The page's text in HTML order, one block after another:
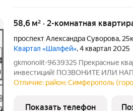
58,6 м² · 2-комнатная
проспект Александра Суворова,
Квартал «Шалфей», 4 квартал 2025
gkmonolit-9639325 Прекрасные
инвестиций! ПОЗВОНИТЕ ИЛИ
ДЛЯ КОНСУЛЬТАЦИИ,
стилобата 1 этаж. Жилой квартал
Отличие: район: Симферополь
Показать телефон